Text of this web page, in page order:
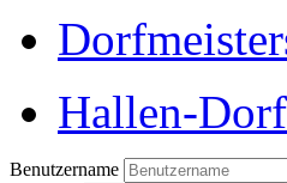
Hallen-
Benutzername